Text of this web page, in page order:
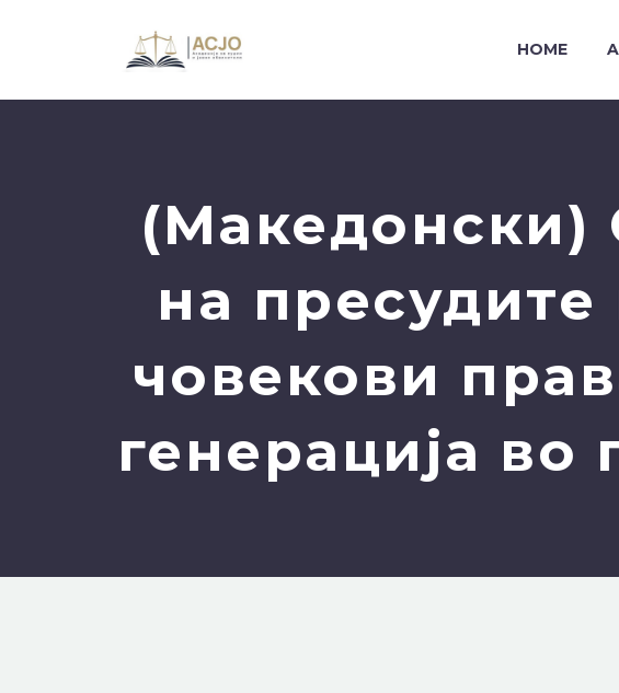
HOME
(Македонски)
на пресудите
човекови
генерација во